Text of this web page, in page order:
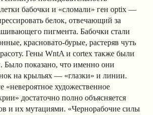
бабочки и «сломали» ген optix —
белок, отвечающий за
пигмента. Бабочки стали
красновато-бурые, растеряв чуть
Гены WntA и cortex также были
Было показано, что именно они
на крыльях — «глазки» и линии.
«невероятное художественное
достаточно полно объясняется
и их мутациями. «Чернорабочие силы